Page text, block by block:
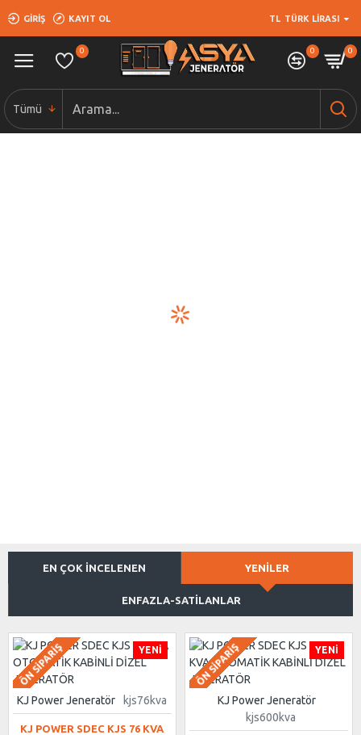
GIRIŞ KAYIT OL TL TÜRK LIRASI
0 0 0
Tümü
EN ÇOK İNCELENEN YENILER
ENFAZLA-SATILANLAR
YENI
ÖN SIPARIŞ
KJ Power Jeneratör kjs76kva
KJ POWER SDEC KJS 76 KVA
YENI
ÖN SIPARIŞ
KJ Power Jeneratör
kjs600kva